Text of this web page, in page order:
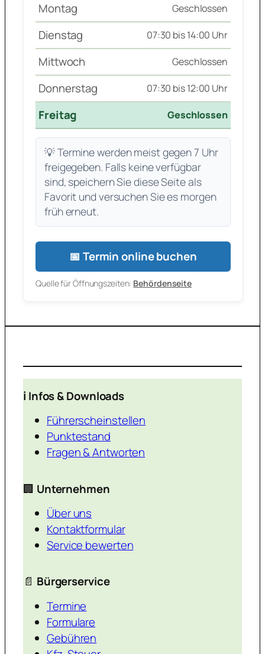
Montag Geschlossen
Dienstag 07:30 bis 14:00 Uhr
Mittwoch Geschlossen
Donnerstag 07:30 bis 12:00 Uhr
Freitag Geschlossen
💡 Termine werden meist gegen 7 Uhr
freigegeben. Falls keine verfügbar
sind, speichern Sie diese Seite als
Favorit und versuchen Sie es morgen
früh erneut.
📅 Termin online buchen
Quelle für Öffnungszeiten: Behördenseite
ℹ️ Infos & Downloads
Führerscheinstellen
Punktestand
Fragen & Antworten
🏢 Unternehmen
Über uns
Kontaktformular
Service bewerten
📄 Bürgerservice
Termine
Formulare
Gebühren